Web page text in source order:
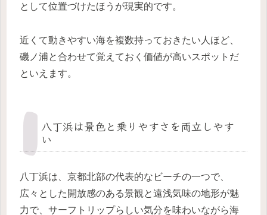
として位置づけたほうが現実的です。
近くて動きやすい海を複数持っておきたい人ほど、
磯ノ浦と合わせて覚えておく価値が高いスポットだ
といえます。
八丁浜は景色と乗りやすさを両立しやす
い
八丁浜は、京都北部の代表的なビーチの一つで、
広々とした開放感のある景観と遠浅気味の地形が魅
力で、サーフトリップらしい気分を味わいながら海